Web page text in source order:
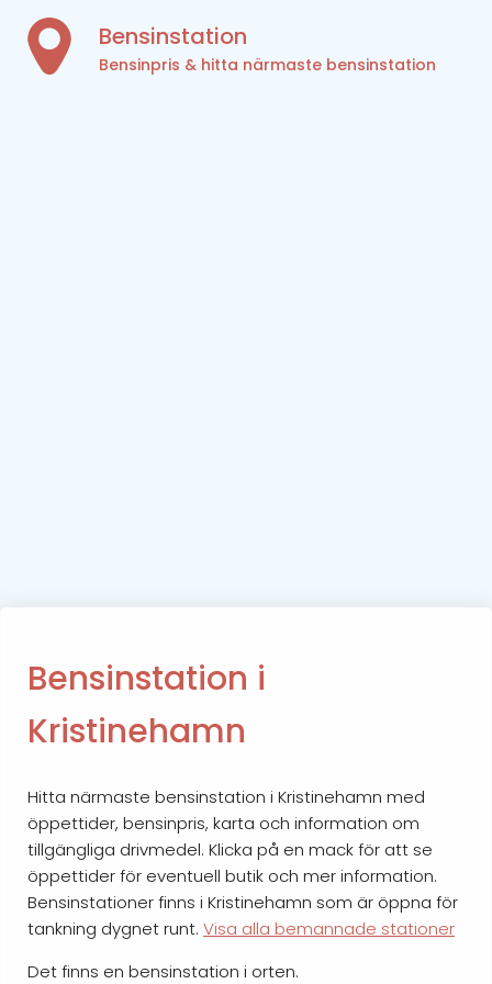
Bensinstation
Bensinpris & hitta närmaste bensinstation
Bensinstation i
Kristinehamn
Hitta närmaste bensinstation i Kristinehamn med
öppettider, bensinpris, karta och information om
tillgängliga drivmedel. Klicka på en mack för att se
öppettider för eventuell butik och mer information.
Bensinstationer finns i Kristinehamn som är öppna för
tankning dygnet runt. Visa alla bemannade stationer
Det finns en bensinstation i orten.